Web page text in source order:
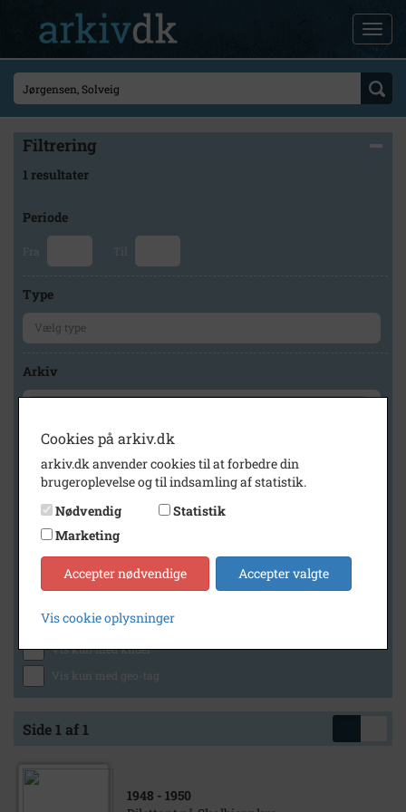
Filtrering
1 resultater
Periode
Fra Til
Type
Arkiv
Geografi
Generelt
Vis kun med billeder
Vis kun med lydklip
Vis kun med kilder
Vis kun med geo-tag
Side 1 af 1
1948 - 1950
Cookies på arkiv.dk
arkiv.dk anvender cookies til at forbedre din
brugeroplevelse og til indsamling af statistik.
Nødvendig
Statistik
Marketing
Accepter nødvendige Accepter valgte
Vis cookie oplysninger